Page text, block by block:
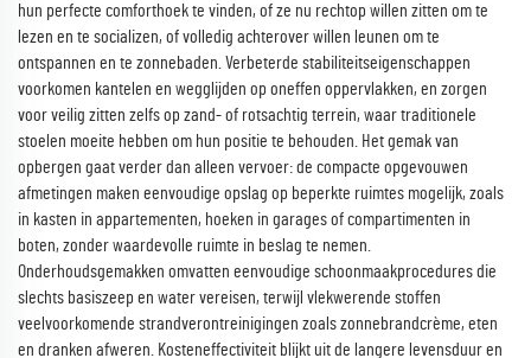
hun perfecte comforthoek te vinden, of ze nu rechtop willen zitten om te
lezen en te socializen, of volledig achterover willen leunen om te
ontspannen en te zonnebaden. Verbeterde stabiliteitseigenschappen
voorkomen kantelen en wegglijden op oneffen oppervlakken, en zorgen
voor veilig zitten zelfs op zand- of rotsachtig terrein, waar traditionele
stoelen moeite hebben om hun positie te behouden. Het gemak van
opbergen gaat verder dan alleen vervoer: de compacte opgevouwen
afmetingen maken eenvoudige opslag op beperkte ruimtes mogelijk, zoals
in kasten in appartementen, hoeken in garages of compartimenten in
boten, zonder waardevolle ruimte in beslag te nemen.
Onderhoudsgemakken omvatten eenvoudige schoonmaakprocedures die
slechts basiszeep en water vereisen, terwijl vlekwerende stoffen
veelvoorkomende strandverontreinigingen zoals zonnebrandcrème, eten
en dranken afweren. Kosteneffectiviteit blijkt uit de langere levensduur en